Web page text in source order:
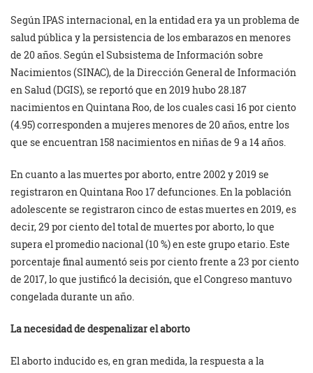
Según IPAS internacional, en la entidad era ya un problema de
salud pública y la persistencia de los embarazos en menores
de 20 años. Según el Subsistema de Información sobre
Nacimientos (SINAC), de la Dirección General de Información
en Salud (DGIS), se reportó que en 2019 hubo 28.187
nacimientos en Quintana Roo, de los cuales casi 16 por ciento
(4.95) corresponden a mujeres menores de 20 años, entre los
que se encuentran 158 nacimientos en niñas de 9 a 14 años.
En cuanto a las muertes por aborto, entre 2002 y 2019 se
registraron en Quintana Roo 17 defunciones. En la población
adolescente se registraron cinco de estas muertes en 2019, es
decir, 29 por ciento del total de muertes por aborto, lo que
supera el promedio nacional (10 %) en este grupo etario. Este
porcentaje final aumentó seis por ciento frente a 23 por ciento
de 2017, lo que justificó la decisión, que el Congreso mantuvo
congelada durante un año.
La necesidad de despenalizar el aborto
El aborto inducido es, en gran medida, la respuesta a la